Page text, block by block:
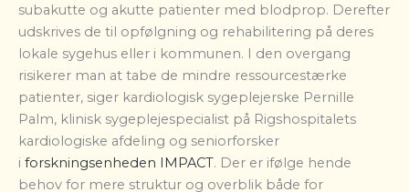
subakutte og akutte patienter med blodprop. Derefter
udskrives de til opfølgning og rehabilitering på deres
lokale sygehus eller i kommunen. I den overgang
risikerer man at tabe de mindre ressourcestærke
patienter, siger kardiologisk sygeplejerske Pernille
Palm, klinisk sygeplejespecialist på Rigshospitalets
kardiologiske afdeling og seniorforsker
i forskningsenheden IMPACT. Der er ifølge hende
behov for mere struktur og overblik både for